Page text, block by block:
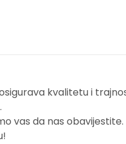
kvalitetu i
vas da nas obavijestite.